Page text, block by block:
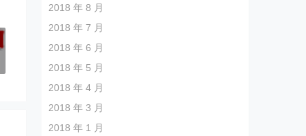
2018 年 8 月
2018 年 7 月
2018 年 6 月
2018 年 5 月
2018 年 4 月
2018 年 3 月
2018 年 1 月